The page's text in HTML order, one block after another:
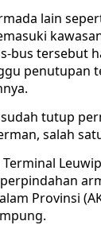
lain
bus tersebut
penutupan
tutup
salah
Provinsi